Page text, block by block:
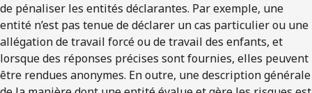
de pénaliser les entités déclarantes. Par exemple, une
entité n’est pas tenue de déclarer un cas particulier ou une
allégation de travail forcé ou de travail des enfants, et
lorsque des réponses précises sont fournies, elles peuvent
être rendues anonymes. En outre, une description générale